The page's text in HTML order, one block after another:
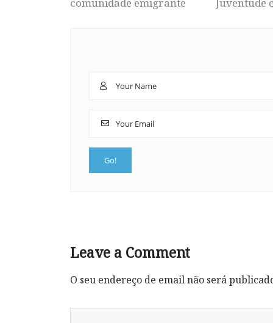
comunidade emigrante Juventude
Leave a Comment
O seu endereço de email não será